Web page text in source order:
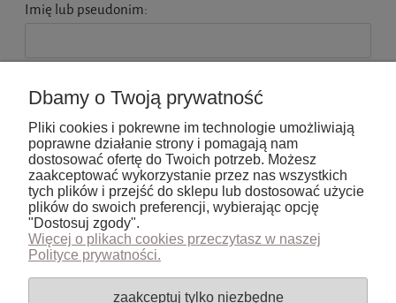
Imię lub pseudonim:
wyślij
Dbamy o Twoją prywatność
Pliki cookies i pokrewne im technologie umożliwiają
poprawne działanie strony i pomagają nam
dostosować ofertę do Twoich potrzeb. Możesz
zaakceptować wykorzystanie przez nas wszystkich
tych plików i przejść do sklepu lub dostosować użycie
plików do swoich preferencji, wybierając opcję
"Dostosuj zgody".
Więcej o plikach cookies przeczytasz w naszej
Polityce prywatności.
zaakceptuj tylko niezbędne